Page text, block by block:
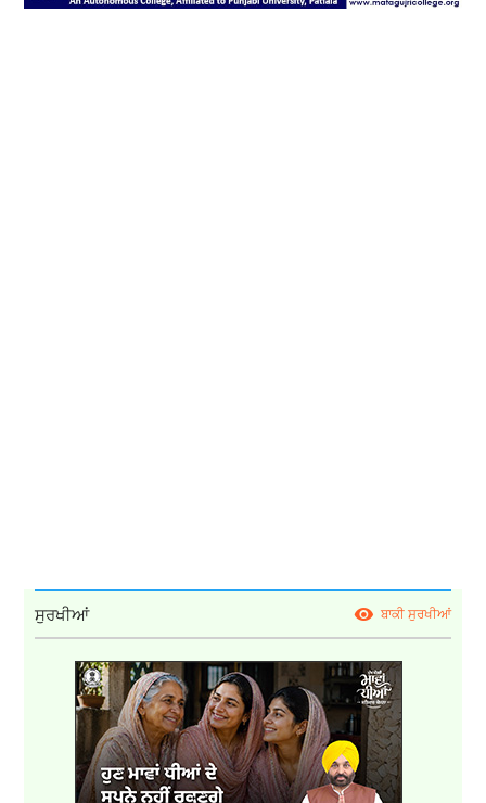
ਸੁਰਖੀਆਂ ਬਾਕੀ ਸੁਰਖੀਆਂ